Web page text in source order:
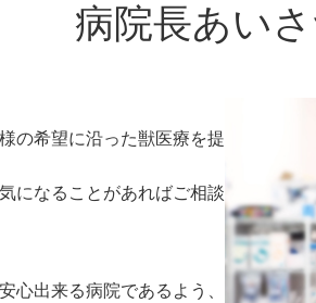
病院長あい
の希望に沿った獣医療を提
になることがあればご相談
心出来る病院であるよう、